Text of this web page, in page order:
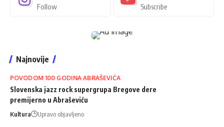
Follow Subscribe
Najnovije
POVODOM 100 GODINA ABRAŠEVIĆA
Slovenska jazz rock supergrupa Bregove dere
premijerno u Abraševiću
Kultura Upravo objavljeno